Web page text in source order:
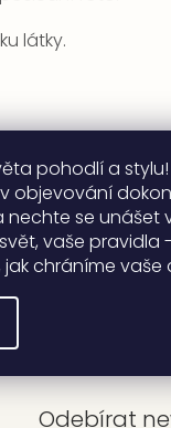
pohodlí a
objevování
nechte se
vaše pravidla
jak chráníme
látky.
Odebírat